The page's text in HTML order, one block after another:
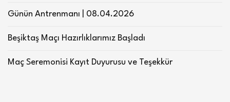
Günün Antrenmanı | 08.04.2026
Beşiktaş Maçı Hazırlıklarımız Başladı
Maç Seremonisi Kayıt Duyurusu ve Teşekkür